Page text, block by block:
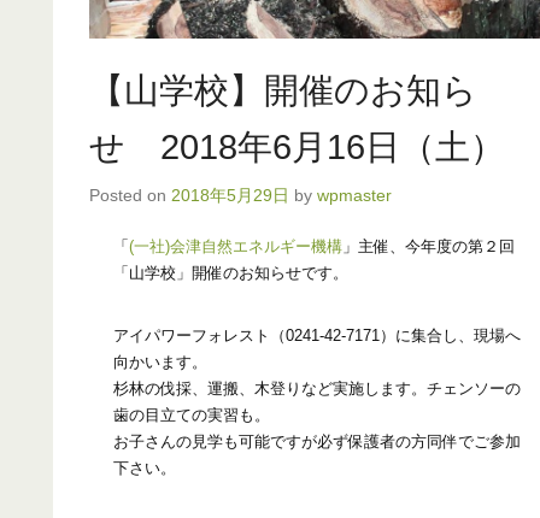
【山学校】開催のお知ら
せ 2018年6月16日（土）
Posted on 2018年5月29日 by wpmaster
「 (一社)会津自然エネルギー機構 」主催、今年度の第２回
「山学校」開催のお知らせです。
アイパワーフォレスト（0241-42-7171）に集合し、現場へ
向かいます。
杉林の伐採、運搬、木登りなど実施します。チェンソーの
歯の目立ての実習も。
お子さんの見学も可能ですが必ず保護者の方同伴でご参加
下さい。